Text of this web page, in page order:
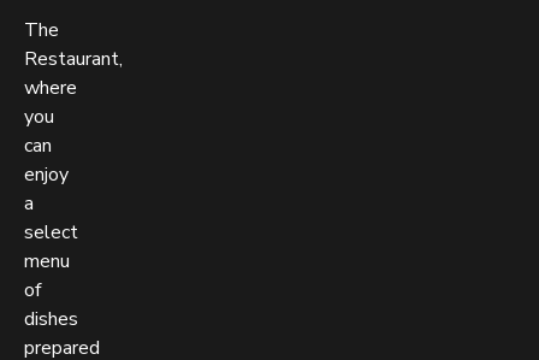
The
Restaurant,
where
you
can
enjoy
a
select
menu
of
dishes
prepared